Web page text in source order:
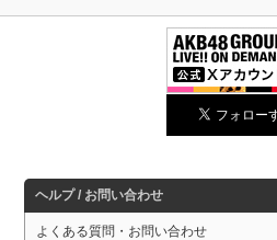
ヘルプ / お問い合わせ
よくある質問・お問い合わせ